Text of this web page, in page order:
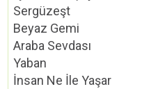
Sergüzeşt
Beyaz Gemi
Araba Sevdası
Yaban
İnsan Ne İle Yaşar